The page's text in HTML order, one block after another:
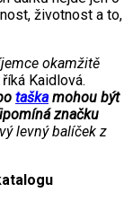
životnost a to,
okamžitě
říká Kaidlová.
taškamohou být
značku
levný balíček z